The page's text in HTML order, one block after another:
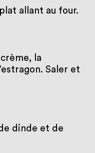
allant au four.
la
Saler et
dinde et de